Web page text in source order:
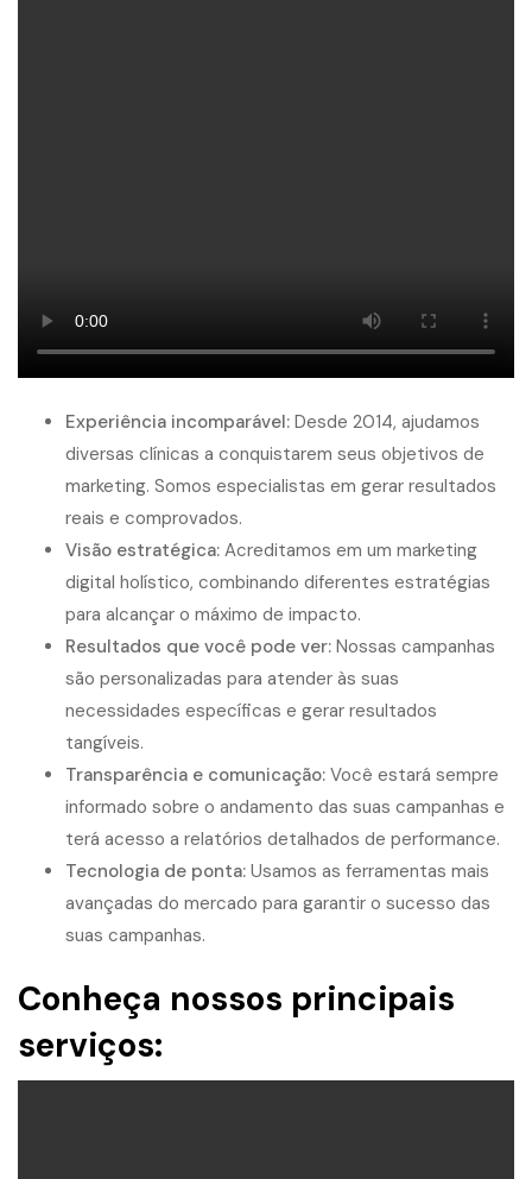
Experiência incomparável: Desde 2014, ajudamos
diversas clínicas a conquistarem seus objetivos de
marketing. Somos especialistas em gerar resultados
reais e comprovados.
Visão estratégica: Acreditamos em um marketing
digital holístico, combinando diferentes estratégias
para alcançar o máximo de impacto.
Resultados que você pode ver: Nossas campanhas
são personalizadas para atender às suas
necessidades específicas e gerar resultados
tangíveis.
Transparência e comunicação: Você estará sempre
informado sobre o andamento das suas campanhas e
terá acesso a relatórios detalhados de performance.
Tecnologia de ponta: Usamos as ferramentas mais
avançadas do mercado para garantir o sucesso das
suas campanhas.
Conheça nossos principais
serviços: